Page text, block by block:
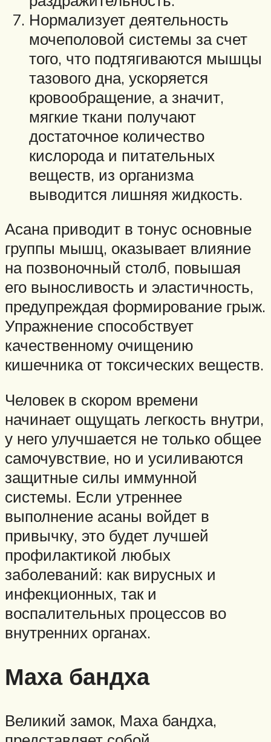
Нормализует деятельность
мочеполовой системы за счет
того, что подтягиваются мышцы
тазового дна, ускоряется
кровообращение, а значит,
мягкие ткани получают
достаточное количество
кислорода и питательных
веществ, из организма
выводится лишняя жидкость.
Асана приводит в тонус основные
группы мышц, оказывает влияние
на позвоночный столб, повышая
его выносливость и эластичность,
предупреждая формирование грыж.
Упражнение способствует
качественному очищению
кишечника от токсических веществ.
Человек в скором времени
начинает ощущать легкость внутри,
у него улучшается не только общее
самочувствие, но и усиливаются
защитные силы иммунной
системы. Если утреннее
выполнение асаны войдет в
привычку, это будет лучшей
профилактикой любых
заболеваний: как вирусных и
инфекционных, так и
воспалительных процессов во
внутренних органах.
Маха бандха
Великий замок, Маха бандха,